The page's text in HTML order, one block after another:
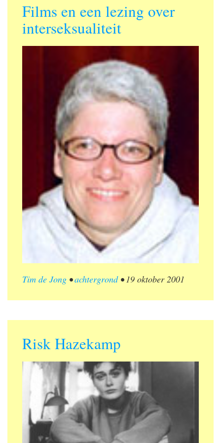
Films en een lezing over
interseksualiteit
Tim de Jong •achtergrond•19 oktober 2001
Risk Hazekamp